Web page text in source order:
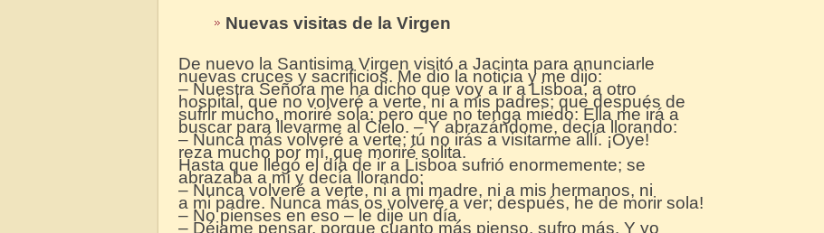
Nuevas visitas de la Virgen
De nuevo la Santisima Virgen visitó a Jacinta para anunciarle
nuevas cruces y sacrificios. Me dio la noticia y me dijo:
– Nuestra Señora me ha dicho que voy a ir a Lisboa, a otro
hospital, que no volveré a verte, ni a mis padres; que después de
sufrir mucho, moriré sola; pero que no tenga miedo: Ella me irá a
buscar para llevarme al Cielo. – Y abrazándome, decía llorando:
– Nunca más volveré a verte; tú no irás a visitarme allí. ¡Oye!
reza mucho por mí, que moriré solita.
Hasta que llegó el día de ir a Lisboa sufrió enormemente; se
abrazaba a mí y decía llorando:
– Nunca volveré a verte, ni a mi madre, ni a mis hermanos, ni
a mi padre. Nunca más os volveré a ver; después, he de morir sola!
– No pienses en eso – le dije un día.
– Déjame pensar, porque cuanto más pienso, sufro más. Y yo